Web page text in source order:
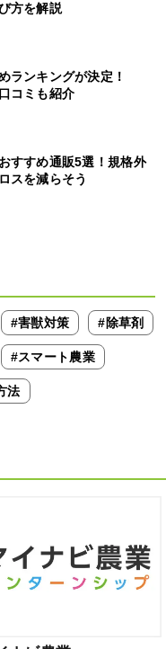
方を解説
ランキングが決定！
コミも紹介
すすめ通販5選！規格外
スを減らそう
#害獣対策 #除草剤
#スマート農業
法